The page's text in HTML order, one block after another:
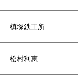
槙塚鉄工所
松村利恵